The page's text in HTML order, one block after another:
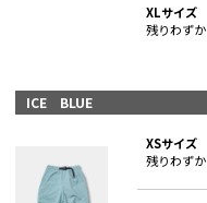
XLサイズ
残りわずか
ICE BLUE
XSサイズ
残りわずか